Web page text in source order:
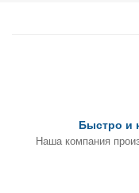
Быстро и
Наша компания